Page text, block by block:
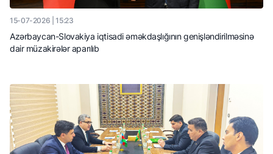
15-07-2026 | 15:23
Azərbaycan-Slovakiya iqtisadi əməkdaşlığının genişləndirilməsinə
dair müzakirələr aparılıb